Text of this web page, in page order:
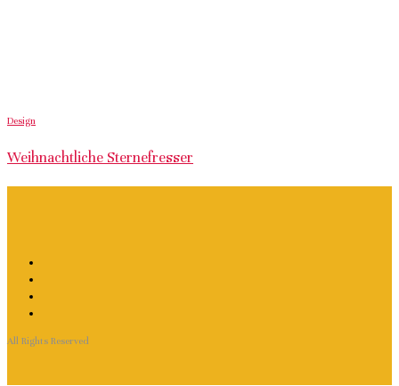
Design
Weihnachtliche Sternefresser
All Rights Reserved